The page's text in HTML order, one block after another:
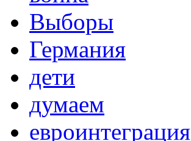
Выборы
Германия
дети
думаем
евроинтеграция